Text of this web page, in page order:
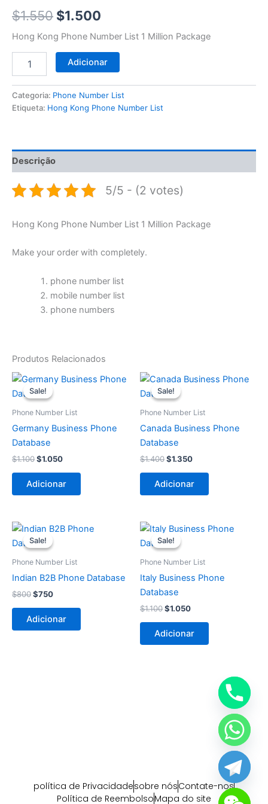
$1.550 $1.500
Hong Kong Phone Number List 1 Million Package
Adicionar
Categoria: Phone Number List
Etiqueta: Hong Kong Phone Number List
Descrição
5/5 - (2 votes)
Hong Kong Phone Number List 1 Million Package
Make your order with completely.
phone number list
mobile number list
phone numbers
Produtos Relacionados
Sale!
Sale!
Phone Number List
Germany Business Phone
Database
$1.100
O
preço
original
$1.100.
$1.050
O
$1.050.
Adicionar
Sale!
Sale!
Phone Number List
Canada Business Phone
Database
$1.400
O
preço
original
$1.400.
$1.350
O
$1.350.
Adicionar
Sale!
Sale!
Phone Number List
Indian B2B Phone Database
$800
O
preço
original
$800.
$750
O
atual
$750.
Adicionar
Sale!
Sale!
Phone Number List
Italy Business Phone
Database
$1.100
O
preço
original
$1.100.
$1.050
O
$1.050.
Adicionar
política de Privacidadesobre nósContate-nos
Política de ReembolsoMapa do site